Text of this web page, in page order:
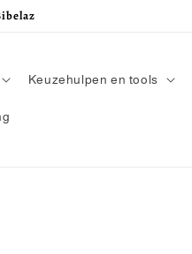
Keuzehulpen en tools